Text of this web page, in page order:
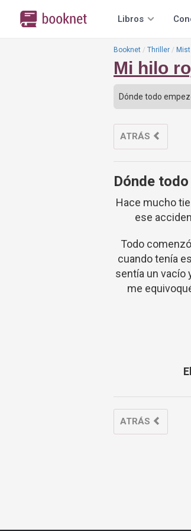
Libros
Booknet Thriller
Mi hilo
ATRÁS
Dónde
Hace mucho
ese
Todo
cuando tenía
sentía un vacío
me
ATRÁS